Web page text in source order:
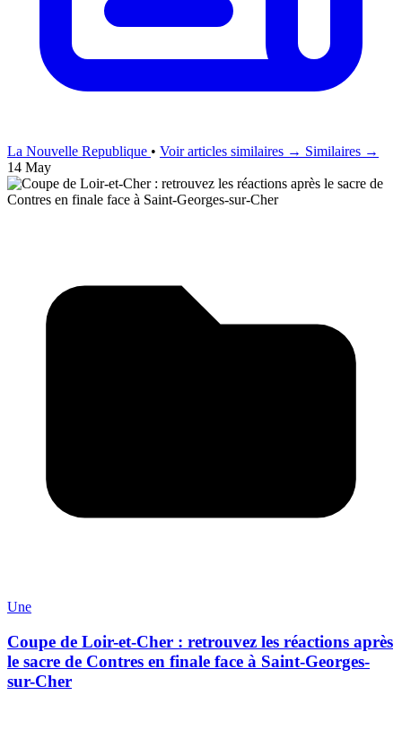
La Nouvelle Republique • Voir articles similaires → Similaires →
14 May
Une
Coupe de Loir-et-Cher : retrouvez les réactions après
le sacre de Contres en finale face à Saint-Georges-
sur-Cher